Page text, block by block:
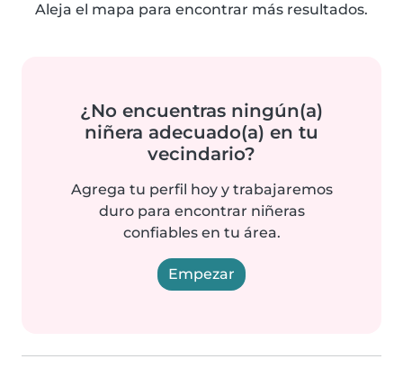
Aleja el mapa para encontrar más resultados.
¿No encuentras ningún(a)
niñera adecuado(a) en tu
vecindario?
Agrega tu perfil hoy y trabajaremos
duro para encontrar niñeras
confiables en tu área.
Empezar